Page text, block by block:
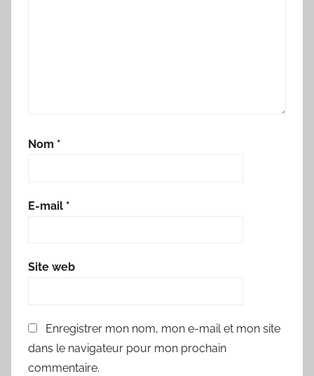
Nom *
E-mail *
Site web
Enregistrer mon nom, mon e-mail et mon site
dans le navigateur pour mon prochain
commentaire.